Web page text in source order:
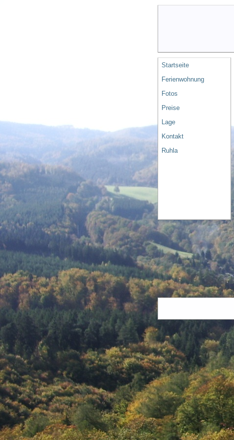
Startseite
Ferienwohnung
Fotos
Preise
Lage
Kontakt
Ruhla